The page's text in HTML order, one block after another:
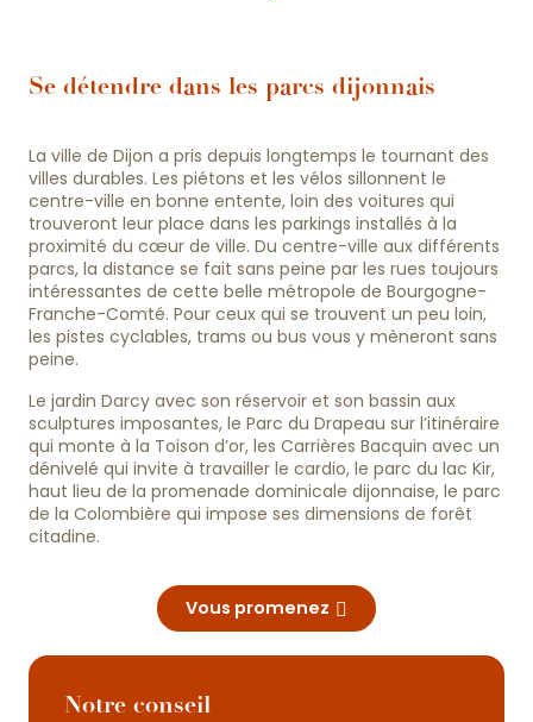
Se détendre dans les parcs dijonnais
La ville de Dijon a pris depuis longtemps le tournant des
villes durables. Les piétons et les vélos sillonnent le
centre-ville en bonne entente, loin des voitures qui
trouveront leur place dans les parkings installés à la
proximité du cœur de ville. Du centre-ville aux différents
parcs, la distance se fait sans peine par les rues toujours
intéressantes de cette belle métropole de Bourgogne-
Franche-Comté. Pour ceux qui se trouvent un peu loin,
les pistes cyclables, trams ou bus vous y mèneront sans
peine.
Le jardin Darcy avec son réservoir et son bassin aux
sculptures imposantes, le Parc du Drapeau sur l’itinéraire
qui monte à la Toison d’or, les Carrières Bacquin avec un
dénivelé qui invite à travailler le cardio, le parc du lac Kir,
haut lieu de la promenade dominicale dijonnaise, le parc
de la Colombière qui impose ses dimensions de forêt
citadine.
Vous promenez
Notre conseil